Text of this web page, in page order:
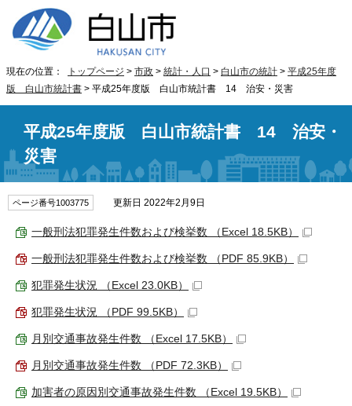
現在の位置： トップページ > 市政 > 統計・人口 > 白山市の統計 > 平成25年度
版 白山市統計書 > 平成25年度版 白山市統計書 14 治安・災害
平成25年度版 白山市統計書 14 治安・
災害
ページ番号1003775 更新日 2022年2月9日
一般刑法犯罪発生件数および検挙数 （Excel 18.5KB）
一般刑法犯罪発生件数および検挙数 （PDF 85.9KB）
犯罪発生状況 （Excel 23.0KB）
犯罪発生状況 （PDF 99.5KB）
月別交通事故発生件数 （Excel 17.5KB）
月別交通事故発生件数 （PDF 72.3KB）
加害者の原因別交通事故発生件数 （Excel 19.5KB）